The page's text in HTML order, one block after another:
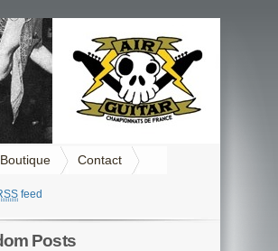
Boutique Contact
feed
Posts